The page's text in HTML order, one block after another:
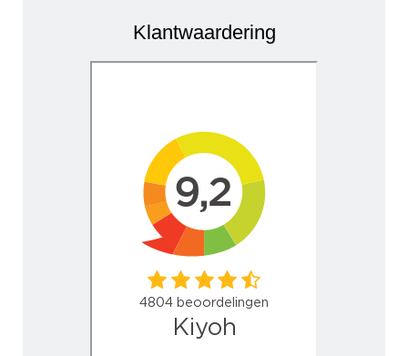
Klantwaardering